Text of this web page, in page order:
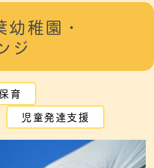
稚園・
ジ
育
児童発達支援